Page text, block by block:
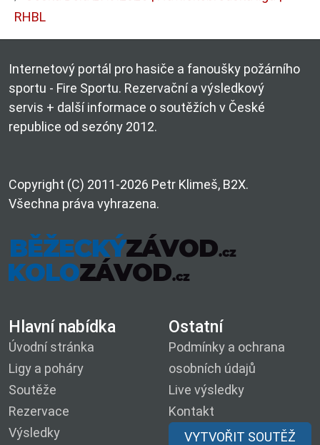
RHBL
Internetový portál pro hasiče a fanoušky požárního
sportu - Fire Sportu. Rezervační a výsledkový
servis + další informace o soutěžích v České
republice od sezóny 2012.
Copyright (C) 2011-2026 Petr Klimeš, B2X.
Všechna práva vyhrazena.
Hlavní nabídka
Úvodní stránka
Ligy a poháry
Soutěže
Rezervace
Výsledky
Ostatní
Podmínky a ochrana
osobních údajů
Live výsledky
Kontakt
VYTVOŘIT SOUTĚŽ